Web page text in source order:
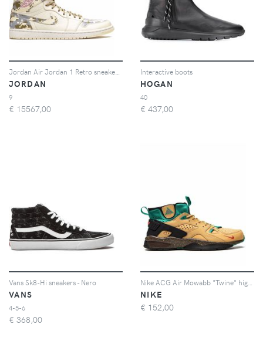
JORDAN
9
€ 15567,00
Interactive boots
HOGAN
40
€ 437,00
Vans Sk8-Hi sneakers - Nero
VANS
4-5-6
€ 368,00
NIKE
€ 152,00